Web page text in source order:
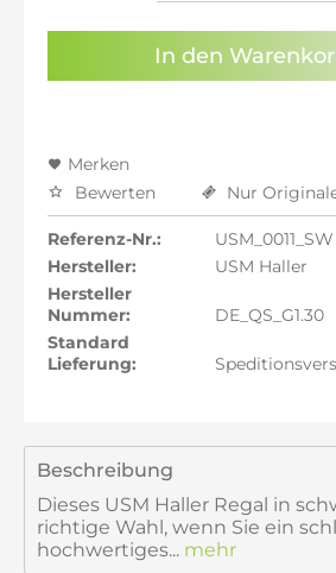
Sie haben die
Kenntnis genommen.
In den
Merken
Bewerten
Nur
Referenz-Nr.:
USM_0011_SW
Hersteller:
USM Haller
Hersteller
Nummer:
DE_QS_G1.30
Standard
Lieferung:
Beschreibung
Dieses USM Haller Regal in
richtige Wahl, wenn Sie ein
hochwertiges... mehr